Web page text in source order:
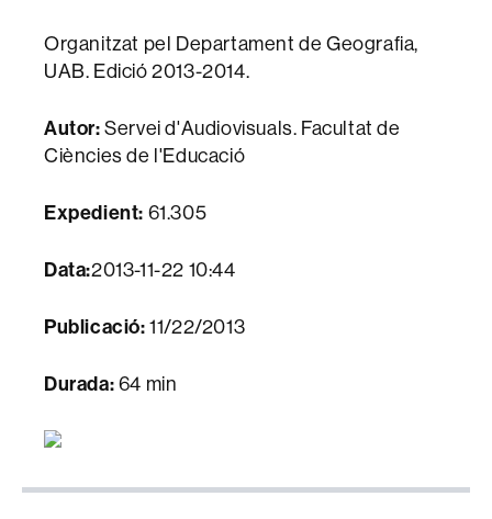
Organitzat pel Departament de Geografia,
UAB. Edició 2013-2014.
Autor:Servei d'Audiovisuals. Facultat de
Ciències de l'Educació
Expedient: 61.305
Data:2013-11-22 10:44
Publicació:11/22/2013
Durada:64 min